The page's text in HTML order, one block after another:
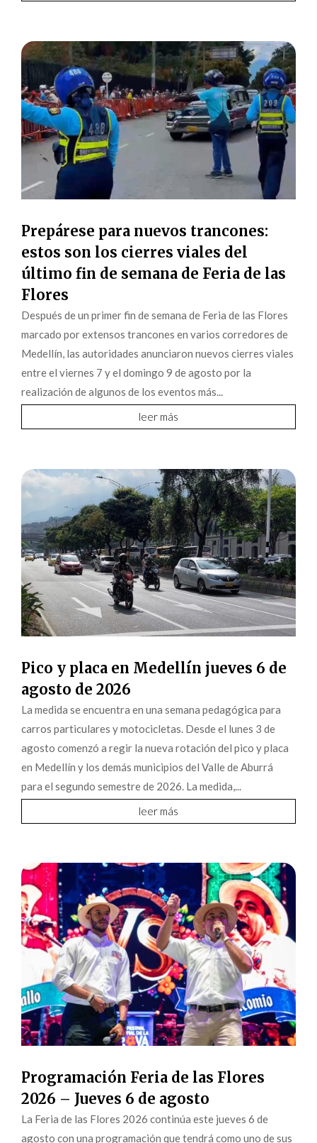
Prepárese para nuevos trancones:
estos son los cierres viales del
último fin de semana de Feria de las
Flores
Después de un primer fin de semana de Feria de las Flores
marcado por extensos trancones en varios corredores de
Medellín, las autoridades anunciaron nuevos cierres viales
entre el viernes 7 y el domingo 9 de agosto por la
realización de algunos de los eventos más...
leer más
Pico y placa en Medellín jueves 6 de
agosto de 2026
La medida se encuentra en una semana pedagógica para
carros particulares y motocicletas. Desde el lunes 3 de
agosto comenzó a regir la nueva rotación del pico y placa
en Medellín y los demás municipios del Valle de Aburrá
para el segundo semestre de 2026. La medida,...
leer más
Programación Feria de las Flores
2026 – Jueves 6 de agosto
La Feria de las Flores 2026 continúa este jueves 6 de
agosto con una programación que tendrá como uno de sus